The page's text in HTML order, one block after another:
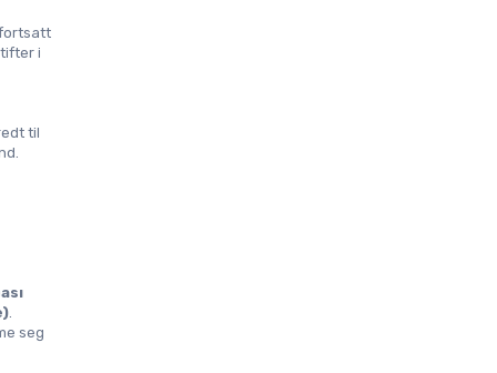
i
til
.
seg